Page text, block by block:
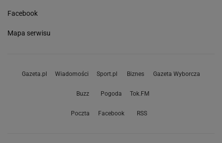
Facebook
Mapa serwisu
Gazeta.pl Wiadomości Sport.pl Biznes Gazeta Wyborcza
Buzz Pogoda Tok.FM
Poczta Facebook RSS